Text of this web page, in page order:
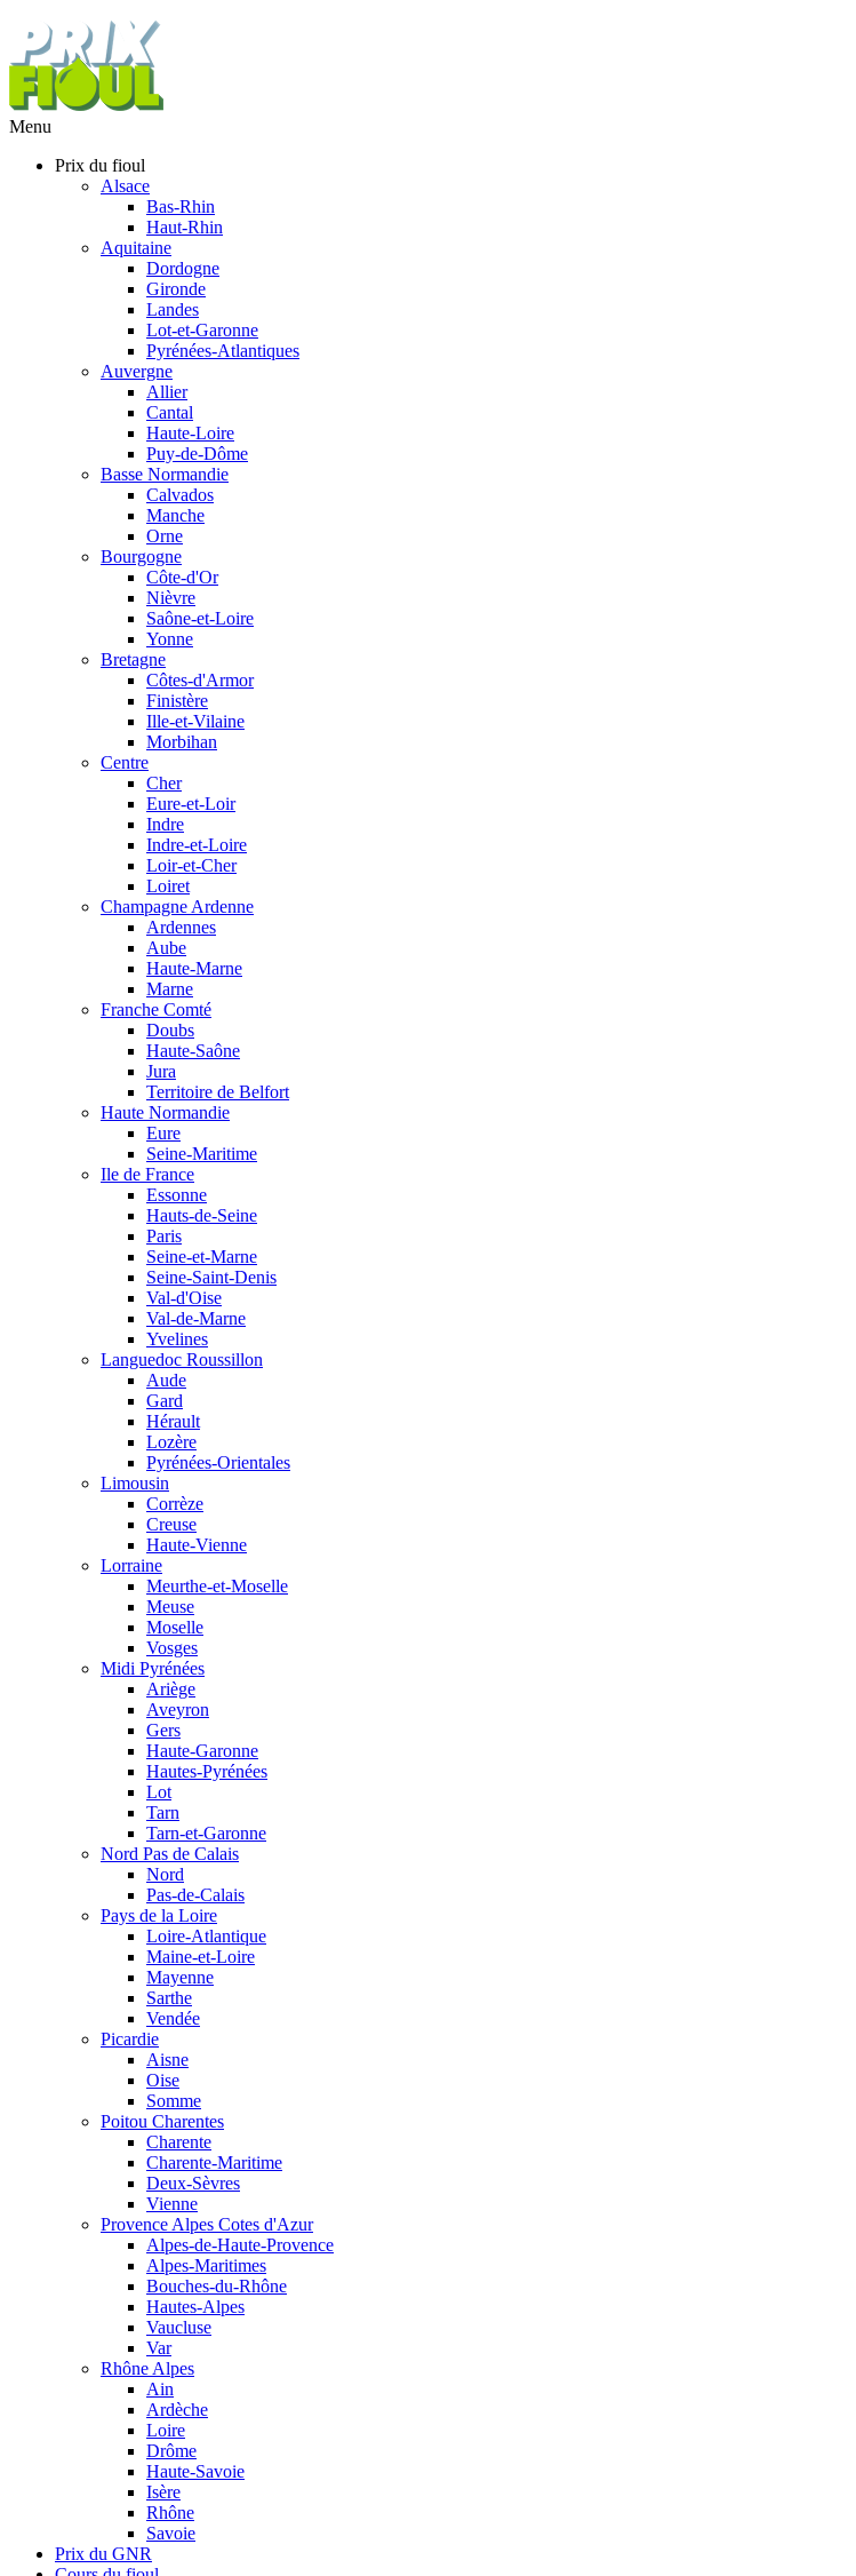
Menu
Prix du fioul
Alsace
Bas-Rhin
Haut-Rhin
Aquitaine
Dordogne
Gironde
Landes
Lot-et-Garonne
Pyrénées-Atlantiques
Auvergne
Allier
Cantal
Haute-Loire
Puy-de-Dôme
Basse Normandie
Calvados
Manche
Orne
Bourgogne
Côte-d'Or
Nièvre
Saône-et-Loire
Yonne
Bretagne
Côtes-d'Armor
Finistère
Ille-et-Vilaine
Morbihan
Centre
Cher
Eure-et-Loir
Indre
Indre-et-Loire
Loir-et-Cher
Loiret
Champagne Ardenne
Ardennes
Aube
Haute-Marne
Marne
Franche Comté
Doubs
Haute-Saône
Jura
Territoire de Belfort
Haute Normandie
Eure
Seine-Maritime
Ile de France
Essonne
Hauts-de-Seine
Paris
Seine-et-Marne
Seine-Saint-Denis
Val-d'Oise
Val-de-Marne
Yvelines
Languedoc Roussillon
Aude
Gard
Hérault
Lozère
Pyrénées-Orientales
Limousin
Corrèze
Creuse
Haute-Vienne
Lorraine
Meurthe-et-Moselle
Meuse
Moselle
Vosges
Midi Pyrénées
Ariège
Aveyron
Gers
Haute-Garonne
Hautes-Pyrénées
Lot
Tarn
Tarn-et-Garonne
Nord Pas de Calais
Nord
Pas-de-Calais
Pays de la Loire
Loire-Atlantique
Maine-et-Loire
Mayenne
Sarthe
Vendée
Picardie
Aisne
Oise
Somme
Poitou Charentes
Charente
Charente-Maritime
Deux-Sèvres
Vienne
Provence Alpes Cotes d'Azur
Alpes-de-Haute-Provence
Alpes-Maritimes
Bouches-du-Rhône
Hautes-Alpes
Vaucluse
Var
Rhône Alpes
Ain
Ardèche
Loire
Drôme
Haute-Savoie
Isère
Rhône
Savoie
Prix du GNR